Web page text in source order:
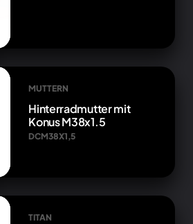
MUTTERN
Hinterradmutter mit
Konus M38x1.5
DCM38X1,5
TITAN